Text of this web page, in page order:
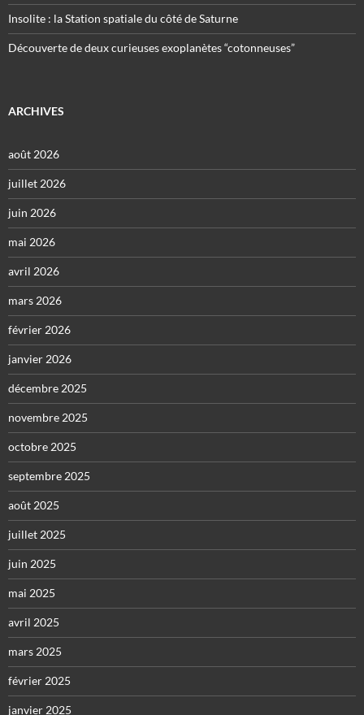
Insolite : la Station spatiale du côté de Saturne
Découverte de deux curieuses exoplanètes “cotonneuses”
ARCHIVES
août 2026
juillet 2026
juin 2026
mai 2026
avril 2026
mars 2026
février 2026
janvier 2026
décembre 2025
novembre 2025
octobre 2025
septembre 2025
août 2025
juillet 2025
juin 2025
mai 2025
avril 2025
mars 2025
février 2025
janvier 2025